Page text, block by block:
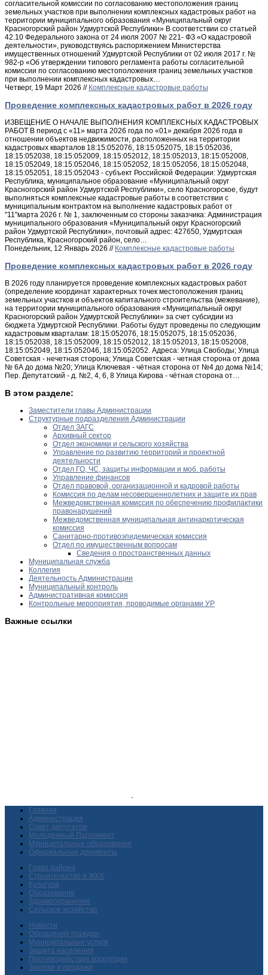
согласительной комиссии по согласованию местоположения границ
земельных участков при выполнении комплексных кадастровых работ на
территории муниципального образования «Муниципальный округ
Красногорский район Удмуртской Республики» В соответствии со статьей
42.10 Федерального закона от 24 июля 2007 № 221- ФЗ «О кадастровой
деятельности», руководствуясь распоряжением Министерства
имущественных отношений Удмуртской Республики от 02 июля 2017 г. №
982-р «Об утверждении типового регламента работы согласительной
комиссии по согласованию местоположения границ земельных участков
при выполнении комплексных кадастровых…
Четверг, 19 Март 2026 // Комплексные кадастровые работы
Проведение комплексных кадастровых работ в 2026 году
ИЗВЕЩЕНИЕ О НАЧАЛЕ ВЫПОЛНЕНИЯ КОМПЛЕКСНЫХ КАДАСТРОВЫХ
РАБОТ В период с «11» марта 2026 года по «01» декабря 2026 года в
отношении объектов недвижимости, расположенных на территории
кадастровых кварталов 18:15:052076, 18:15:052075, 18:15:052036,
18:15:052038, 18:15:052009, 18:15:052012, 18:15:052013, 18:15:052008,
18:15:052049, 18:15:052046, 18:15:052052, 18:15:052056, 18:15:052048,
18:15:052051, 18:15:052043 - субъект Российской Федерации: Удмуртская
Республика, муниципальное образование «Муниципальный округ
Красногорский район Удмуртской Республики», село Красногорское, будут
выполняться комплексные кадастровые работы в соответствии с
муниципальным контрактом на выполнение кадастровых работ от
"11"марта 2026 г. № 1, заключенным со стороны заказчика: Администрация
муниципального образования «Муниципальный округ Красногорский
район Удмуртской Республики», почтовый адрес: 427650, Удмуртская
Республика, Красногорский район, село…
Понедельник, 12 Январь 2026 // Комплексные кадастровые работы
Проведение комплексных кадастровых работ в 2026 году
В 2026 году планируется проведение комплексных кадастровых работ
(определение координат характерных точек местоположения границ
земельных участков и объектов капитального строительства (межевание),
на территории муниципального образования «Муниципальный округ
Красногорский район Удмуртской Республики» за счет субсидии из
бюджета Удмуртской Республики. Работы будут проведены по следующим
кадастровым кварталам: 18:15:052076, 18:15:052075, 18:15:052036,
18:15:052038, 18:15:052009, 18:15:052012, 18:15:052013, 18:15:052008,
18:15:052049, 18:15:052046, 18:15:052052. Адреса: Улица Свободы; Улица
Советская - нечетная сторона; Улица Советская - четная сторона от дома
№ 6А до дома №20; Улица Ключевая - чётная сторона от №4 до дома №14;
Пер. Депутатский - д. №2, 4, 6, 8 Улица Кирова - чётная сторона от…
В этом разделе:
Заместители главы Администрации
Структурные подразделения Администрации
Отдел ЗАГС
Архивный сектор
Отдел экономики и сельского хозяйства
Управление по развитию территорий и проектной
деятельности
Отдел ГО, ЧС, защиты информации и моб. работы
Управление финансов
Отдел правовой, организационной и кадровой работы
Комиссия по делам несовершеннолетних и защите их прав
Межведомственная комиссия по обеспечению профилактики
правонарушений
Межведомственная муниципальная антинаркотическая
комиссия
Санитарно-противоэпидемическая комиссия
Отдел по имущественным вопросам
Сведения о пространственных данных
Муниципальная служба
Коллегия
Деятельность Администрации
Муниципальный контроль
Административная комиссия
Контрольные мероприятия, проводимые органами УР
Важные ссылки
Главная
Администрация
Совет депутатов
Молодежный Парламент
Муниципальные образования
Официальные документы
Глава района
Строительство и ЖКХ
Культура
Образование
Здравоохранение
Сельское хозяйство
Новости
Обращения граждан
Муниципальные услуги
Защита населения
Противодействие коррупции
Закупки и продажи